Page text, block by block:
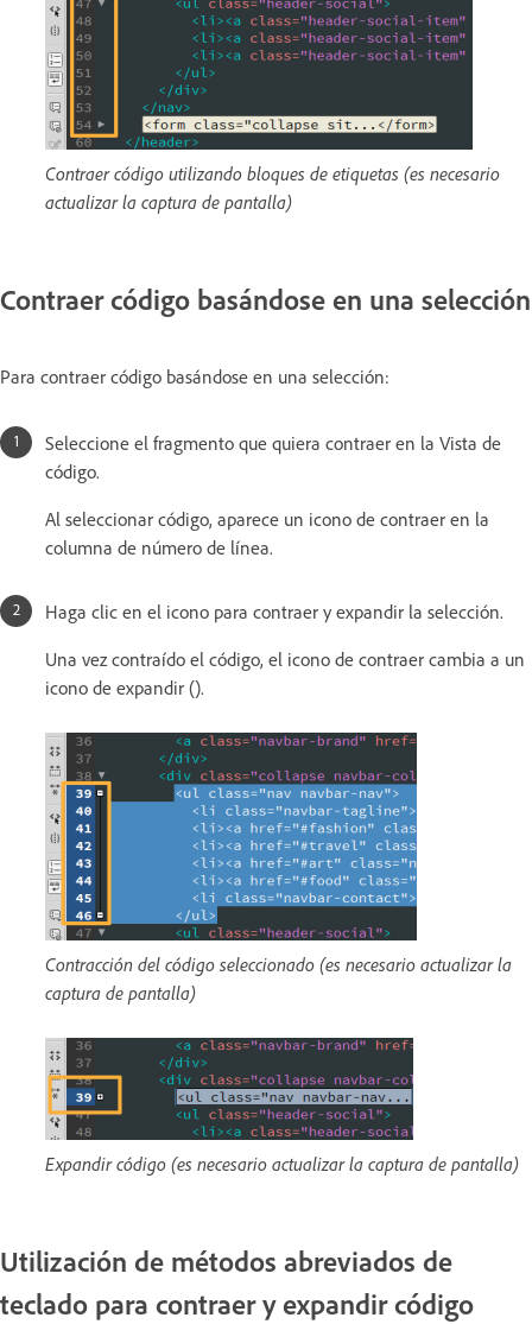
Contraer código utilizando bloques de etiquetas (es necesario
actualizar la captura de pantalla)
Contraer código basándose en una selección
Para contraer código basándose en una selección:
Seleccione el fragmento que quiera contraer en la Vista de
código.
Al seleccionar código, aparece un icono de contraer en la
columna de número de línea.
Haga clic en el icono para contraer y expandir la selección.
Una vez contraído el código, el icono de contraer cambia a un
icono de expandir ().
Contracción del código seleccionado (es necesario actualizar la
captura de pantalla)
Expandir código (es necesario actualizar la captura de pantalla)
Utilización de métodos abreviados de
teclado para contraer y expandir código